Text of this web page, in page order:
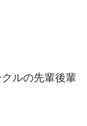
ルの先輩後輩